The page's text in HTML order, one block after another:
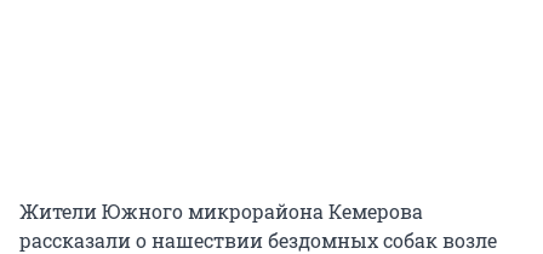
Жители Южного микрорайона Кемерова
рассказали о нашествии бездомных собак возле